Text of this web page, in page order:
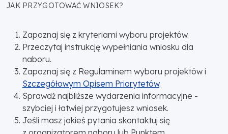
JAK PRZYGOTOWAĆ WNIOSEK?
Zapoznaj się z kryteriami wyboru projektów.
Przeczytaj instrukcję wypełniania wniosku dla
naboru.
Zapoznaj się z Regulaminem wyboru projektów i
Szczegółowym Opisem Priorytetów.
Sprawdź najbliższe wydarzenia informacyjne -
szybciej i łatwiej przygotujesz wniosek.
Jeśli masz jakieś pytania skontaktuj się